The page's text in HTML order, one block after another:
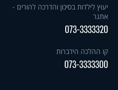
יעוץ לילדות בסיכון והדרכה להורים -
אתגר
073-3333320
קו ההלכה הידברות
073-3333300